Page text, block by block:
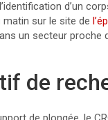
d’un
matin sur le site de
un secteur proche
de